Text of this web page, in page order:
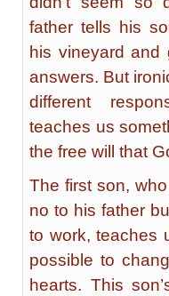
father tells his
his vineyard and
answers. But
different
teaches us
the free will that
The first son,
no to his father
to work, teaches
possible to
hearts. This